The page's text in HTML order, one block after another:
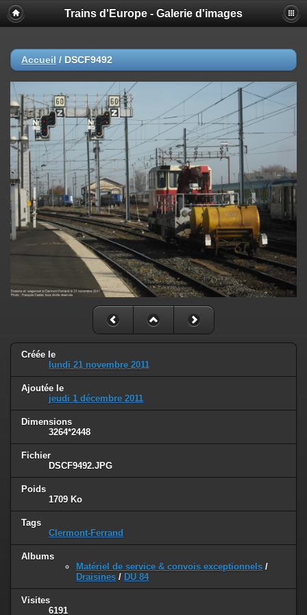
Trains d'Europe - Galerie d'images
Accueil / DSCF9492
Créée le
lundi 21 novembre 2011
Ajoutée le
jeudi 1 décembre 2011
Dimensions
3264*2448
Fichier
DSCF9492.JPG
Poids
1709 Ko
Tags
Clermont-Ferrand
Albums
Matériel de service & convois exceptionnels /
Draisines / DU 84
Visites
6191